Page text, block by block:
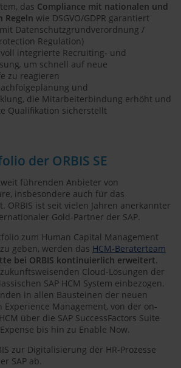
das Compliance mit nationalen und
Regeln wie DSGVO/GDPR garantiert
Datenschutzgrundverordnung /
Regulation)
integrierte Recruiting- und
, um schnell auf neue
zu reagieren
und
die Mitarbeiterbindung erhöht und
Qualifikation sicherstellt
der ORBIS SE
führenden Anbieter von
insbesondere auch für das
ORBIS ist seit vielen Jahren anerkannter
Gold-Partner der SAP.
zum Human Capital Management
geben, werden das HCM-Beraterteam
bei ORBIS kontinuierlich erweitert.
Cloud-Lösungen der
SAP HCM System einbezogen.
in allen Bausteinen der neuen
Experience Management, von der on-
über die SAP SuccessFactors Suite
bis hin zu Enable Now.
zur Digitalisierung der HR-Prozesse
SAP ab.